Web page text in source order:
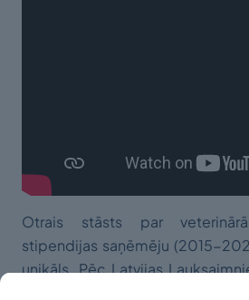
Otrais stāsts par
stipendijas saņēmēju (2015-
unikāls. Pēc Latvijas